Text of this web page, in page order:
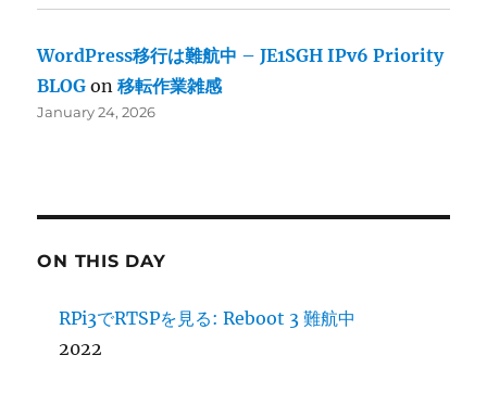
WordPress移行は難航中 – JE1SGH IPv6 Priority
BLOG on移転作業雑感
January 24, 2026
ON THIS DAY
RPi3でRTSPを見る: Reboot 3 難航中
2022